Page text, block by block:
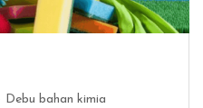
bahan kimia